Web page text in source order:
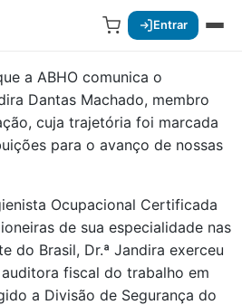
Entrar
a ABHO comunica o
Dantas Machado, membro
cuja trajetória foi marcada
para o avanço de nossas
Ocupacional Certificada
de sua especialidade nas
do Brasil, Dr.ª Jandira exerceu
fiscal do trabalho em
a Divisão de Segurança do